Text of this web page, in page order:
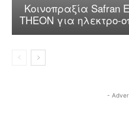
Κοινοπραξία Safran
THEON για ηλεκτρο-
-